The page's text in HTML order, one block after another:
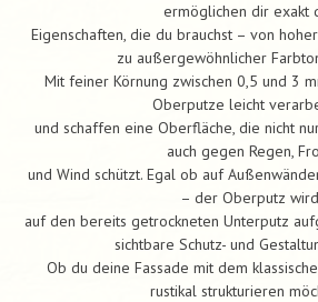
ermöglichen dir exakt
Eigenschaften, die du brauchst – von
zu außergewöhnlicher
Mit feiner Körnung zwischen 0,5 und 3
Oberputze leicht
und schaffen eine Oberfläche, die nicht
auch gegen Regen,
und Wind schützt. Egal ob auf
– der Oberputz wird
auf den bereits getrockneten Unterputz
sichtbare Schutz- und
Ob du deine Fassade mit dem
rustikal strukturieren